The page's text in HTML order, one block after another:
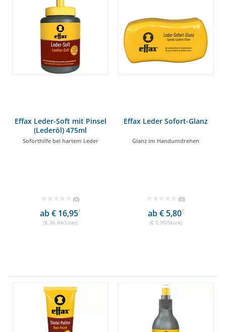
Effax Leder-Soft mit Pinsel
(Lederöl) 475ml
Soforthilfe bei hartem Leder
(0)
ab € 16,951
(€ 36,84/Liter)
Effax Leder Sofort-Glanz
Glanz im Handumdrehen
(0)
ab € 5,801
(€ 5,95/Stück)